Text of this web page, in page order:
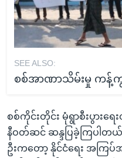
SEE ALSO:
စစ်အာဏာသိမ်းမှု ကန့်
စစ်ကိုင်းတိုင်း မုံရွာစီးပွား
နီဝတ်ဆင် ဆန္ဒပြခဲ့ကြပါတ
ဦးကတော့ နိုင်ငံရေး အကြ